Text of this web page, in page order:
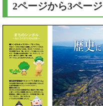
2ページから3ページ